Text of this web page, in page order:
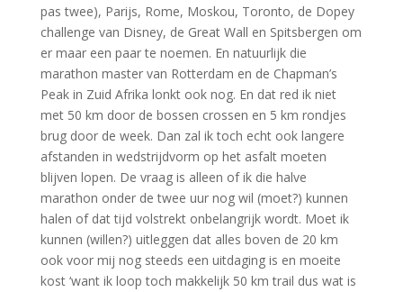
pas twee), Parijs, Rome, Moskou, Toronto, de Dopey
challenge van Disney, de Great Wall en Spitsbergen om
er maar een paar te noemen. En natuurlijk die
marathon master van Rotterdam en de Chapman’s
Peak in Zuid Afrika lonkt ook nog. En dat red ik niet
met 50 km door de bossen crossen en 5 km rondjes
brug door de week. Dan zal ik toch echt ook langere
afstanden in wedstrijdvorm op het asfalt moeten
blijven lopen. De vraag is alleen of ik die halve
marathon onder de twee uur nog wil (moet?) kunnen
halen of dat tijd volstrekt onbelangrijk wordt. Moet ik
kunnen (willen?) uitleggen dat alles boven de 20 km
ook voor mij nog steeds een uitdaging is en moeite
kost ‘want ik loop toch makkelijk 50 km trail dus wat is